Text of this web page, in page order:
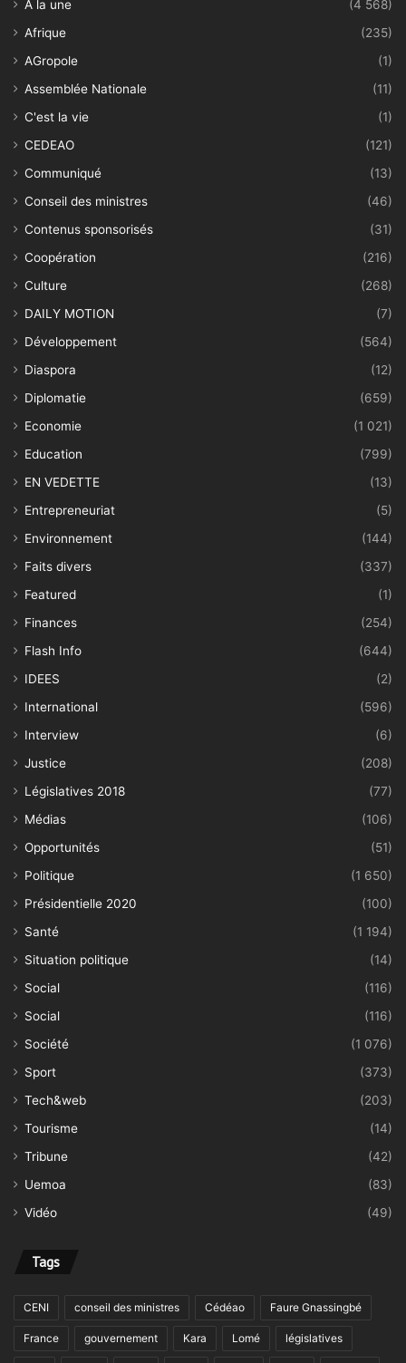
A la une
(4 568)
Afrique
(235)
AGropole
(1)
Assemblée Nationale
(11)
C'est la vie
(1)
CEDEAO
(121)
Communiqué
(13)
Conseil des ministres
(46)
Contenus sponsorisés
(31)
Coopération
(216)
Culture
(268)
DAILY MOTION
(7)
Développement
(564)
Diaspora
(12)
Diplomatie
(659)
Economie
(1 021)
Education
(799)
EN VEDETTE
(13)
Entrepreneuriat
(5)
Environnement
(144)
Faits divers
(337)
Featured
(1)
Finances
(254)
Flash Info
(644)
IDEES
(2)
International
(596)
Interview
(6)
Justice
(208)
Législatives 2018
(77)
Médias
(106)
Opportunités
(51)
Politique
(1 650)
Présidentielle 2020
(100)
Santé
(1 194)
Situation politique
(14)
Social
(116)
Social
(116)
Société
(1 076)
Sport
(373)
Tech&web
(203)
Tourisme
(14)
Tribune
(42)
Uemoa
(83)
Vidéo
(49)
Tags
CENI conseil des ministres Cédéao Faure Gnassingbé
France gouvernement Kara Lomé législatives